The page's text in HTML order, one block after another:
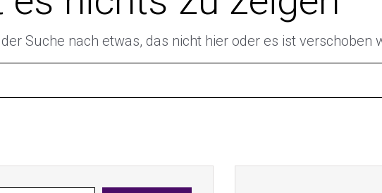
Suche nach etwas, das nicht hier oder es ist verschoben